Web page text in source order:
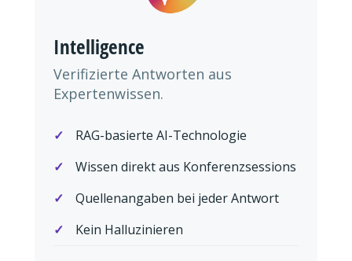
Intelligence
Verifizierte Antworten aus
Expertenwissen.
RAG-basierte AI-Technologie
Wissen direkt aus Konferenzsessions
Quellenangaben bei jeder Antwort
Kein Halluzinieren